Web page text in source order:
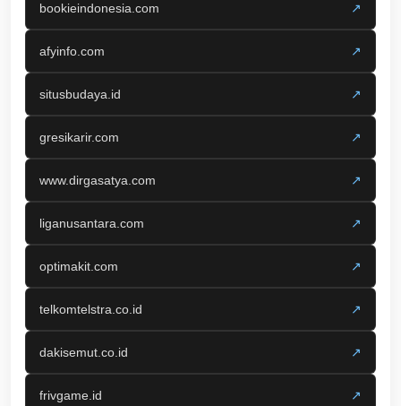
bookieindonesia.com ↗
afyinfo.com ↗
situsbudaya.id ↗
gresikarir.com ↗
www.dirgasatya.com ↗
liganusantara.com ↗
optimakit.com ↗
telkomtelstra.co.id ↗
dakisemut.co.id ↗
frivgame.id ↗